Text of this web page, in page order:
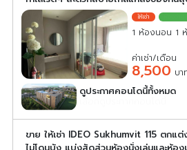
1 ห้องนอน 1
ค่าเช่า/เดือน
8,500 บา
ดูประกาศคอนโดนี้ทั้งหมด
ขาย ให้เช่า IDEO Sukhumvit 115 ตกแ